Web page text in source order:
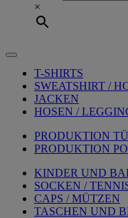
×
T-SHIRTS
SWEATSHIRT /
JACKEN
HOSEN /
PRODUKTION
PRODUKTION
KINDER UND
SOCKEN /
CAPS / MÜTZEN
TASCHEN UND